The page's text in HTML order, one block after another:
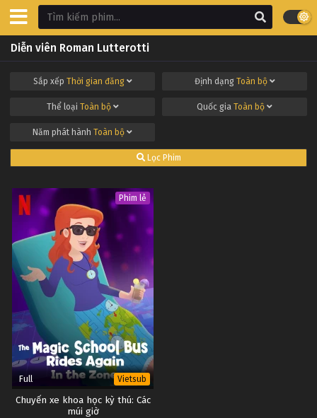
Diễn viên Roman Lutterotti
Sắp xếp Thời gian đăng Định dạng Toàn bộ
Thể loại Toàn bộ Quốc gia Toàn bộ
Năm phát hành Toàn bộ
Lọc Phim
Phim lẻ
Full Vietsub
Chuyến xe khoa học kỳ thú: Các
múi giờ